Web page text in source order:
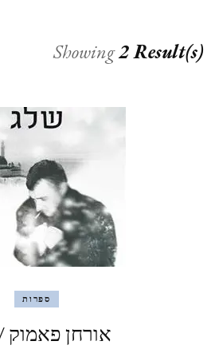
Showing2 Result(s)
ספרות
אורחן פאמוק